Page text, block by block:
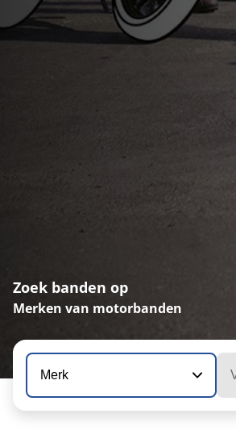
Zoek banden op
Merken van motorbanden
Merk